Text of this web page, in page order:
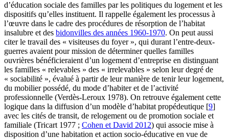
d’éducation sociale des familles par les politiques du logement et les
dispositifs qu’elles instituent. Il rappelle également les processus à
l’œuvre dans le cadre des procédures de résorption de l’habitat
insalubre et des bidonvilles des années 1960‑1970. On peut aussi
citer le travail des « visiteuses du foyer », qui durant l’entre-deux-
guerres avaient pour mission de déterminer quelles familles
ouvrières bénéficieraient d’un logement d’entreprise en distinguant
les familles « relevables » des « irrelevables » selon leur degré de
« sociabilité », évalué à partir de leur manière de tenir leur logement,
du mobilier possédé, du mode d’habiter et de l’activité
professionnelle (Verdès-Leroux 1978). On retrouve également cette
logique dans la diffusion d’un modèle d’habitat propédeutique [9]
avec les cités de transit, de relogement ou de promotion sociale et
familiale (Tricart 1977 ; Cohen et David 2012) qui associe mise à
disposition d’une habitation et action socio-éducative en vue de